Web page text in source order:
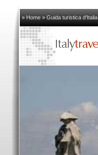
» Home » Guida turistica d'Italia